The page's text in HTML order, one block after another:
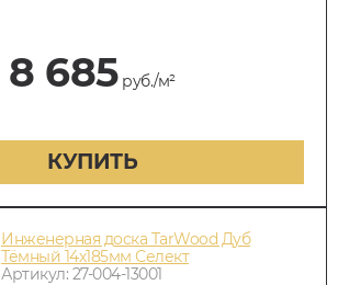
8 685руб./м²
КУПИТЬ
Инженерная доска TarWood Дуб
Тёмный 14х185мм Селект
Артикул: 27-004-13001